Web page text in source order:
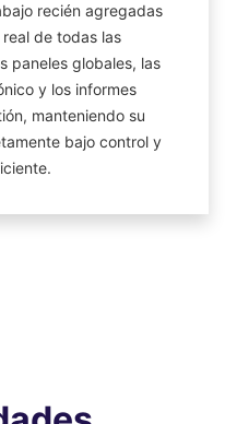
recién agregadas
de todas las
paneles globales, las
y los informes
manteniendo su
bajo control y